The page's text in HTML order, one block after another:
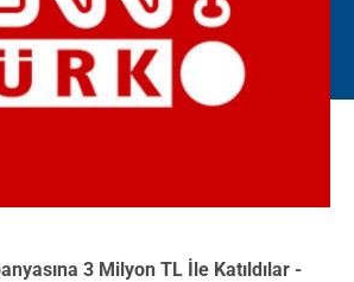
3 Milyon TL İle Katıldılar -